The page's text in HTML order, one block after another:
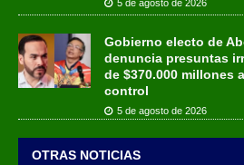
5 de agosto de 2026
Gobierno electo de
denuncia presuntas
de $370.000 millones
control
5 de agosto de 2026
OTRAS NOTICIAS